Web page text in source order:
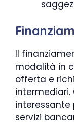
Il
modalità in
offerta e
intermediari.
servizi